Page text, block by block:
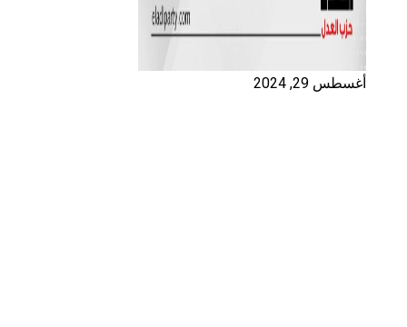
أغسطس 29, 2024